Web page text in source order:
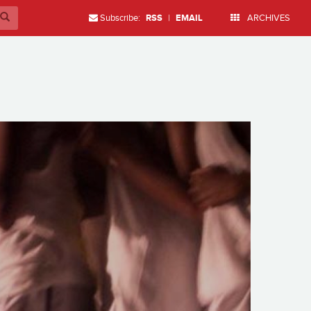
Subscribe: RSS | EMAIL ARCHIVES